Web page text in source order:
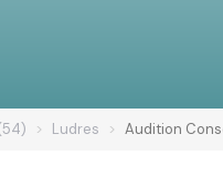
Ludres Audition